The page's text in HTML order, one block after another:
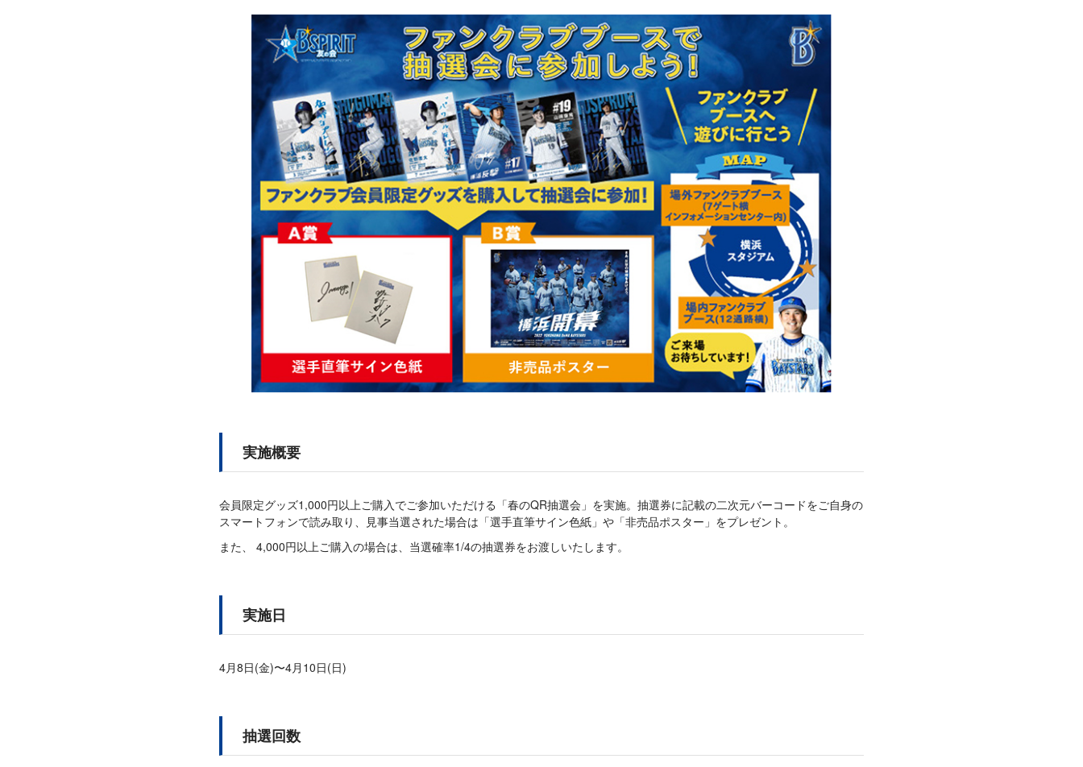
実施概要
会員限定グッズ1,000円以上ご購入でご参加いただける「春のQR抽選会」を実施。抽選券に記載の二次元バーコードをご自身の
スマートフォンで読み取り、見事当選された場合は「選手直筆サイン色紙」や「非売品ポスター」をプレゼント。
また、 4,000円以上ご購入の場合は、当選確率1/4の抽選券をお渡しいたします。
実施日
4月8日(金)〜4月10日(日)
抽選回数